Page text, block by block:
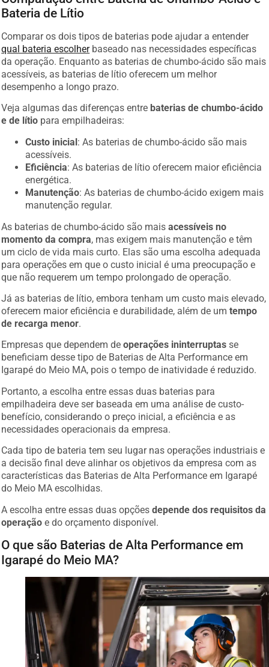
Bateria de Lítio
Comparar os dois tipos de baterias pode ajudar a entender
qual bateria escolherbaseado nas necessidades específicas
da operação. Enquanto as baterias de chumbo-ácido são mais
acessíveis, as baterias de lítio oferecem um melhor
desempenho a longo prazo.
Veja algumas das diferenças entre baterias de chumbo-ácido
e de lítio para empilhadeiras:
Custo inicial: As baterias de chumbo-ácido são mais
acessíveis.
Eficiência: As baterias de lítio oferecem maior eficiência
energética.
Manutenção: As baterias de chumbo-ácido exigem mais
manutenção regular.
As baterias de chumbo-ácido são maisacessíveis no
momento da compra , mas exigem mais manutenção e têm
um ciclo de vida mais curto. Elas são uma escolha adequada
para operações em que o custo inicial é uma preocupação e
que não requerem um tempo prolongado de operação.
Já as baterias de lítio, embora tenham um custo mais elevado,
oferecem maior eficiência e durabilidade, além de umtempo
de recarga menor
Empresas que dependem deoperações ininterruptas se
beneficiam desse tipo de Baterias de Alta Performance em
Igarapé do Meio MA, pois o tempo de inatividade é reduzido.
Portanto, a escolha entre essas duas baterias para
empilhadeira deve ser baseada em uma análise de custo-
benefício, considerando o preço inicial, a eficiência e as
necessidades operacionais da empresa.
Cada tipo de bateria tem seu lugar nas operações industriais e
a decisão final deve alinhar os objetivos da empresa com as
características das Baterias de Alta Performance em Igarapé
do Meio MA escolhidas.
A escolha entre essas duas opçõesdepende dos requisitos da
operação e do orçamento disponível.
O que são Baterias de Alta Performance em
Igarapé do Meio MA?